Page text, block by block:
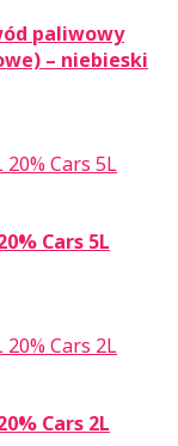
paliwowy
– niebieski
Cars 5L
Cars 2L